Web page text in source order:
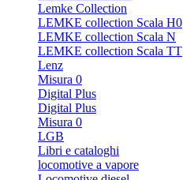
Lemke Collection
LEMKE collection Scala H0
LEMKE collection Scala N
LEMKE collection Scala TT
Lenz
Misura 0
Digital Plus
Digital Plus
Misura 0
LGB
Libri e cataloghi
locomotive a vapore